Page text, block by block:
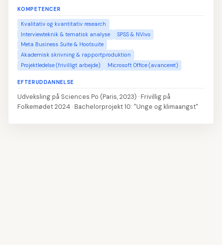
KOMPETENCER
Kvalitativ og kvantitativ research
Interviewteknik & tematisk analyse
SPSS & NVivo
Meta Business Suite & Hootsuite
Akademisk skrivning & rapportproduktion
Projektledelse (frivilligt arbejde)
Microsoft Office (avanceret)
EFTERUDDANNELSE
Udveksling på Sciences Po (Paris, 2023) · Frivillig på
Folkemødet 2024 · Bachelorprojekt 10: "Unge og klimaangst"